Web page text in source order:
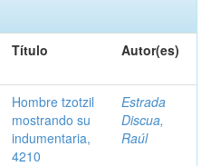
Título Autor(es)
Hombre tzotzil
mostrando su
indumentaria,
4210
Estrada
Discua,
Raúl